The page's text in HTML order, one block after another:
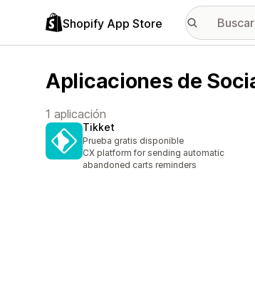
Shopify App Store
Aplicaciones de
1 aplicación
Tikket
Prueba gratis disponible
CX platform for sending automatic
abandoned carts reminders